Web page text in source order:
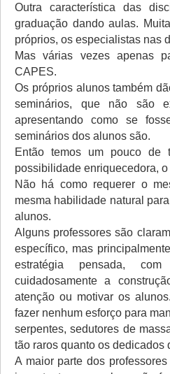
Outra característica das
graduação dando aulas.
próprios, os especialistas nas
Mas várias vezes apenas
CAPES.
Os próprios alunos também
seminários, que não são
apresentando como se
seminários dos alunos são.
Então temos um pouco de
possibilidade enriquecedora,
Não há como requerer o
mesma habilidade natural
alunos.
Alguns professores são
específico, mas
estratégia pensada,
cuidadosamente a
atenção ou motivar os
fazer nenhum esforço para
serpentes, sedutores de
tão raros quanto os dedicados
A maior parte dos